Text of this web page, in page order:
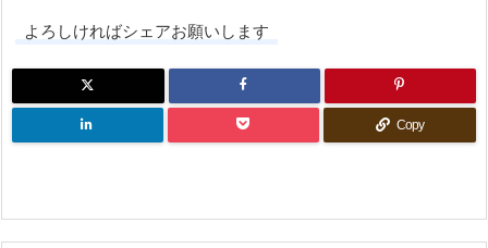
よろしければシェアお願いします
Copy